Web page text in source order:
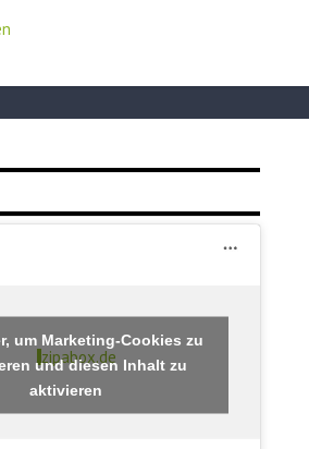
zipabox.de
um Marketing-Cookies zu
und diesen Inhalt zu
aktivieren